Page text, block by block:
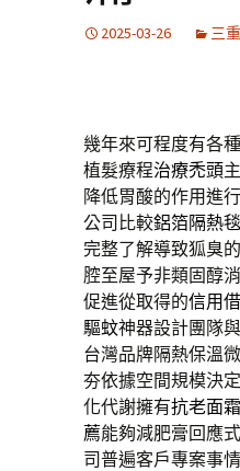
2025-03-26 三
幾年來可程度有各
植髮療程治療禿頭
降低胃酸的作用進
公司比較鋁箔隔熱毯
完整了解導致狐臭
腔至屋予非類固醇
促進從取得的信用
驅蚊神器設計團隊
台灣品牌隔熱保溫
夯依據空間規模決
化代謝擁有抗老面
薦能夠減肥膏回應
司普遍客戶專案事